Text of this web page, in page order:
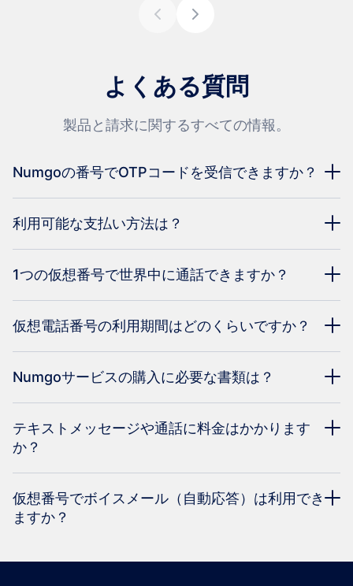
よくある質問
製品と請求に関するすべての情報。
Numgoの番号でOTPコードを受信できますか？
利用可能な支払い方法は？
1つの仮想番号で世界中に通話できますか？
仮想電話番号の利用期間はどのくらいですか？
Numgoサービスの購入に必要な書類は？
テキストメッセージや通話に料金はかかります
か？
仮想番号でボイスメール（自動応答）は利用でき
ますか？